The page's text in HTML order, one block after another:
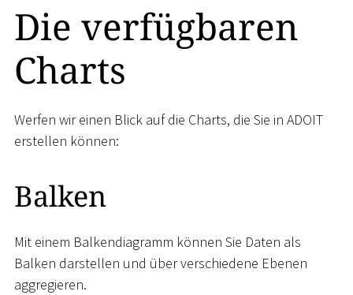
Die verfügbaren
Charts
Werfen wir einen Blick auf die Charts, die Sie in ADOIT
erstellen können:
Balken
Mit einem Balkendiagramm können Sie Daten als
Balken darstellen und über verschiedene Ebenen
aggregieren.